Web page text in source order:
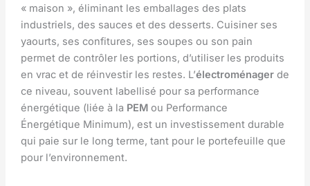
« maison », éliminant les emballages des plats
industriels, des sauces et des desserts. Cuisiner ses
yaourts, ses confitures, ses soupes ou son pain
permet de contrôler les portions, d’utiliser les produits
en vrac et de réinvestir les restes. L’électroménagerde
ce niveau, souvent labellisé pour sa performance
énergétique (liée à la PEMou Performance
Énergétique Minimum), est un investissement durable
qui paie sur le long terme, tant pour le portefeuille que
pour l’environnement.